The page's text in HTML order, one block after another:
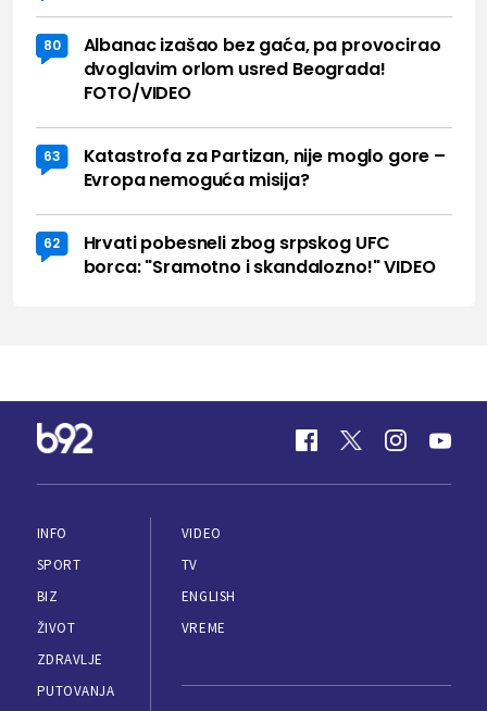
80
Albanac izašao bez gaća, pa provocirao
dvoglavim orlom usred Beograda!
FOTO/VIDEO
63
Katastrofa za Partizan, nije moglo gore –
Evropa nemoguća misija?
62
Hrvati pobesneli zbog srpskog UFC
borca: "Sramotno i skandalozno!" VIDEO
INFO
SPORT
BIZ
ŽIVOT
ZDRAVLJE
PUTOVANJA
VIDEO
TV
ENGLISH
VREME